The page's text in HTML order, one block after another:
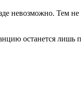
невозможно. Тем не
останется лишь